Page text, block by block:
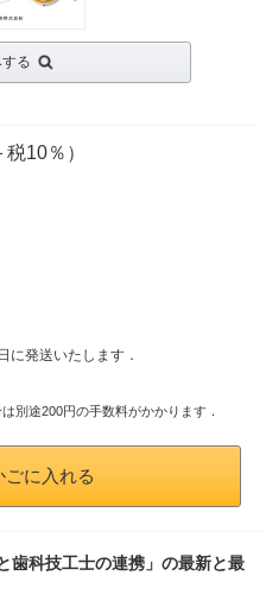
る
10％）
に発送いたします．
別途200円の手数料がかかります．
ごに入れる
歯科技工士の連携」の最新と最